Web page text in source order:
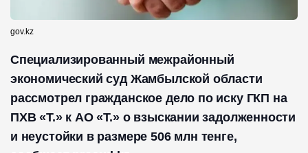
gov.kz
Специализированный межрайонный
экономический суд Жамбылской области
рассмотрел гражданское дело по иску ГКП на
ПХВ «Т.» к АО «Т.» о взыскании задолженности
и неустойки в размере 506 млн тенге,